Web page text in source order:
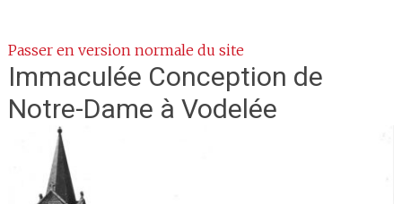
Passer en version normale du site
Immaculée Conception de
Notre-Dame à Vodelée